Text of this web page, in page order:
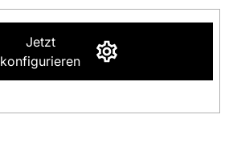
Jetzt
konfigurieren